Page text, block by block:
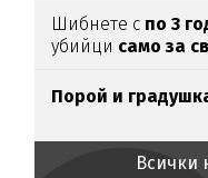
Шибнете с по 3
убийци само за
Порой и
Всички